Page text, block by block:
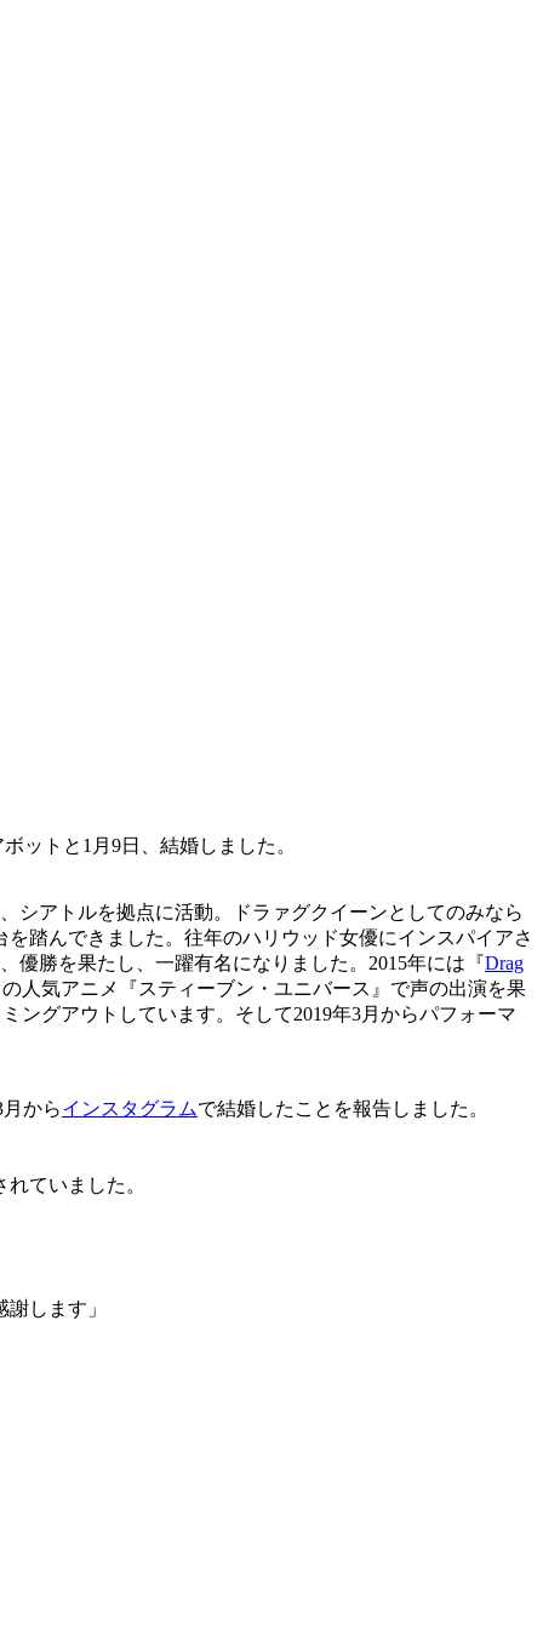
ットと1月9日、結婚しました。
アトルを拠点に活動。ドラァグクイーンとしてのみなら
踏んできました。往年のハリウッド女優にインスパイアさ
優勝を果たし、一躍有名になりました。2015年には『Drag
人気アニメ『スティーブン・ユニバース』で声の出演を果
ングアウトしています。そして2019年3月からパフォーマ
からインスタグラムで結婚したことを報告しました。
ていました。
します」